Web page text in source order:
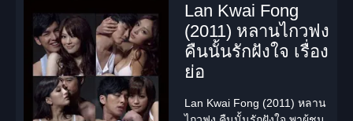
Lan Kwai Fong
(2011) หลานไกวฟง
คืนนั้นรักฝังใจ เรื่อง
ย่อ
Lan Kwai Fong (2011) หลาน